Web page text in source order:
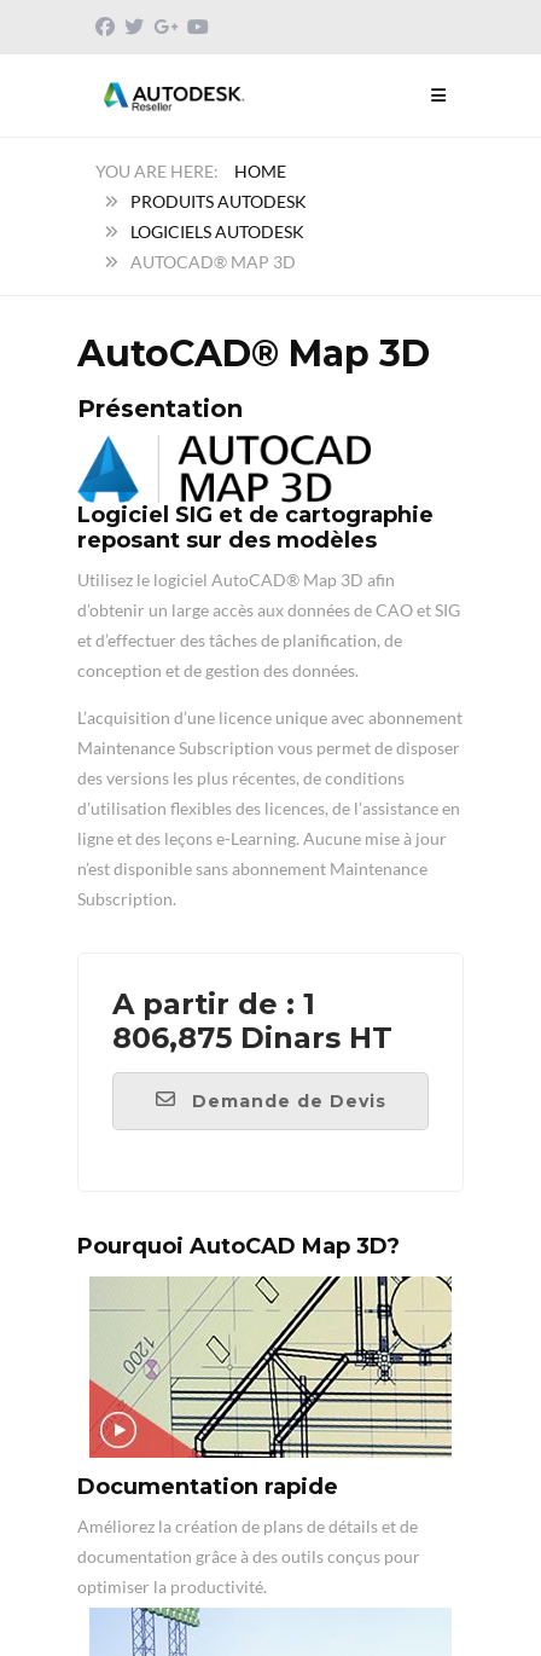
HOME
PRODUITS AUTODESK
LOGICIELS AUTODESK
AUTOCAD® MAP 3D
AutoCAD® Map 3D
Présentation
Logiciel SIG et de cartographie
reposant sur des modèles
Utilisez le logiciel AutoCAD® Map 3D afin
d’obtenir un large accès aux données de CAO et SIG
et d’effectuer des tâches de planification, de
conception et de gestion des données.
L’acquisition d’une licence unique avec abonnement
Maintenance Subscription vous permet de disposer
des versions les plus récentes, de conditions
d’utilisation flexibles des licences, de l’assistance en
ligne et des leçons e-Learning. Aucune mise à jour
n’est disponible sans abonnement Maintenance
Subscription.
A partir de : 1
806,875 Dinars HT
Demande de Devis
Pourquoi AutoCAD Map 3D?
Documentation rapide
Améliorez la création de plans de détails et de
documentation grâce à des outils conçus pour
optimiser la productivité.